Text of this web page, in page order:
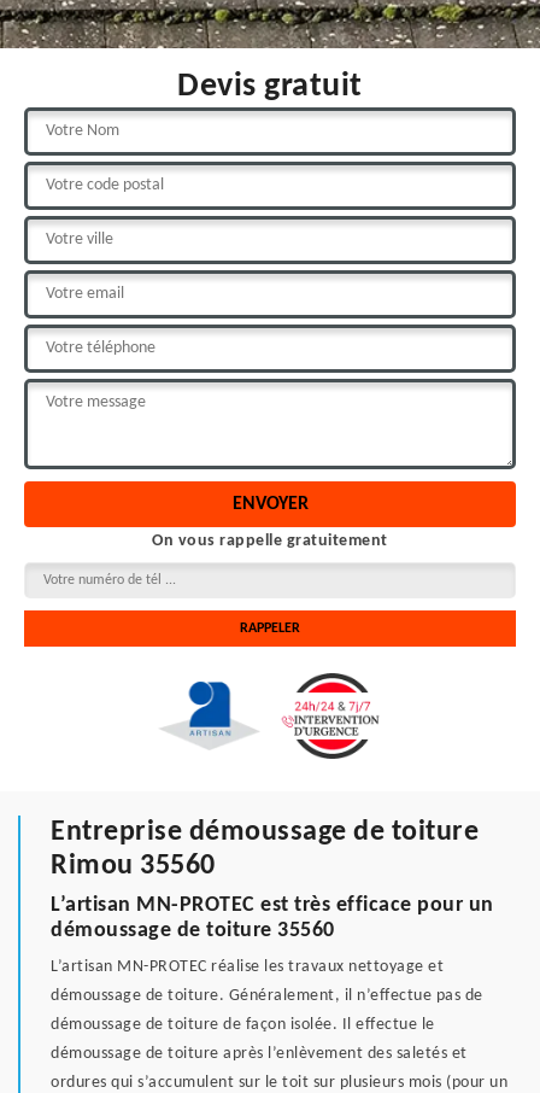
Devis gratuit
On vous rappelle gratuitement
Entreprise démoussage de toiture
Rimou 35560
L’artisan MN-PROTEC est très efficace pour un
démoussage de toiture 35560
L’artisan MN-PROTEC réalise les travaux nettoyage et
démoussage de toiture. Généralement, il n’effectue pas de
démoussage de toiture de façon isolée. Il effectue le
démoussage de toiture après l’enlèvement des saletés et
ordures qui s’accumulent sur le toit sur plusieurs mois (pour un